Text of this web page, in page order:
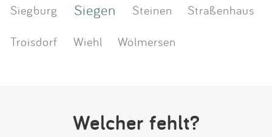
Siegburg Siegen Steinen
Straßenhaus
Troisdorf
Wiehl Wölmersen
Welcher fehlt?